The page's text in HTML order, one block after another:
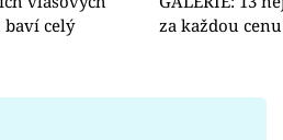
celý
za každou